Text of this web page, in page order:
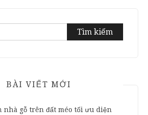
BÀI VIẾT MỚI
nhà gỗ trên đất méo tối ưu diện